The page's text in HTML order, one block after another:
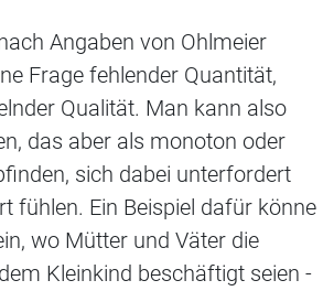
Angaben von Ohlmeier
Frage fehlender Quantität,
Qualität. Man kann also
das aber als monoton oder
sich dabei unterfordert
fühlen. Ein Beispiel dafür könne
wo Mütter und Väter die
Kleinkind beschäftigt seien -